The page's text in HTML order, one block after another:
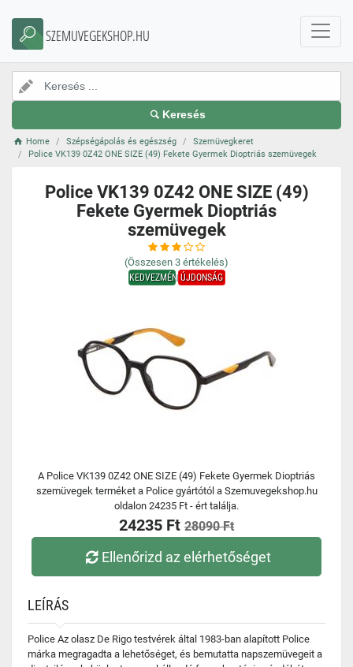
SZEMUVEGEKSHOP.HU
Keresés
Home Szépségápolás és egészség
Szemüvegkeret
Police VK139 0Z42 ONE SIZE (49) Fekete Gyermek Dioptriás szemüvegek
Police VK139 0Z42 ONE SIZE (49)
Fekete Gyermek Dioptriás
szemüvegek
(Összesen 3 értékelés)
KEDVEZMÉNYÚJDONSÁG
A Police VK139 0Z42 ONE SIZE (49) Fekete Gyermek Dioptriás
szemüvegek terméket a Police gyártótól a Szemuvegekshop.hu
oldalon 24235 Ft - ért találja.
24235 Ft 28090 Ft
Ellenőrizd az elérhetőséget
LEÍRÁS
Police Az olasz De Rigo testvérek által 1983-ban alapított Police
márka megragadta a lehetőséget, és bemutatta napszemüvegeit a